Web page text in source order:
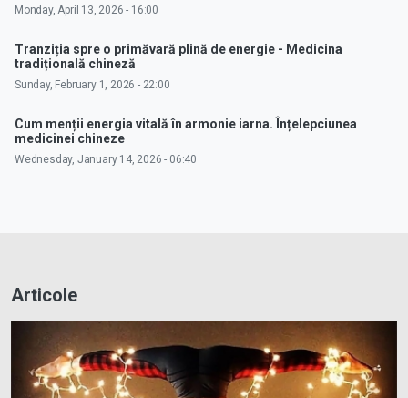
Monday, April 13, 2026 - 16:00
Tranziția spre o primăvară plină de energie - Medicina
tradițională chineză
Sunday, February 1, 2026 - 22:00
Cum menții energia vitală în armonie iarna. Înțelepciunea
medicinei chineze
Wednesday, January 14, 2026 - 06:40
Articole